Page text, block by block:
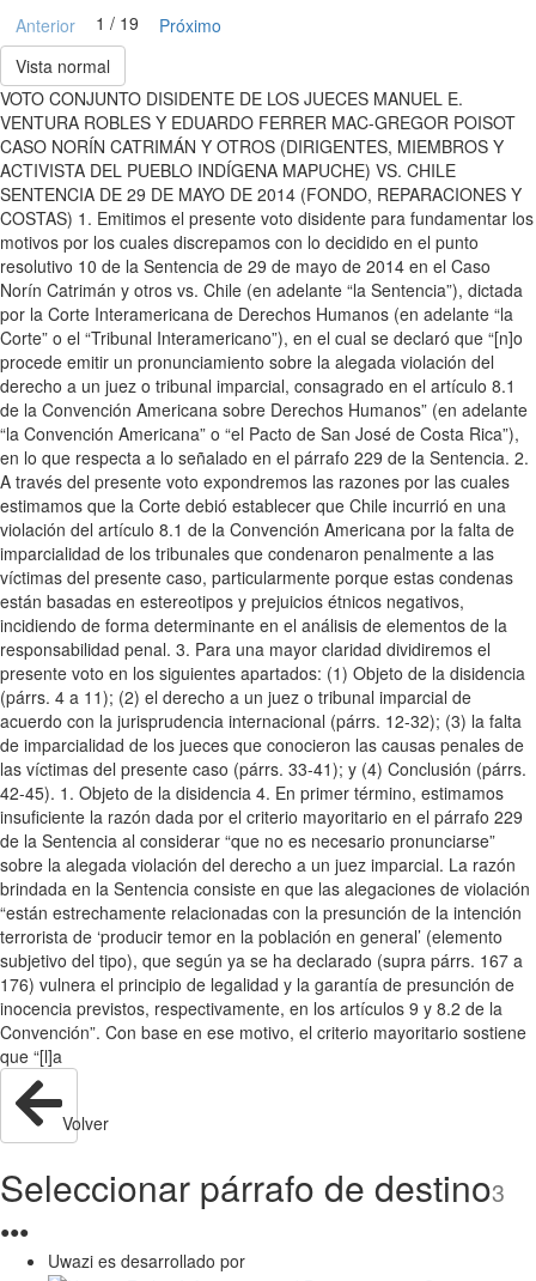
Anterior 1 / 19
Próximo
Vista normal
VOTO CONJUNTO DISIDENTE DE LOS JUECES MANUEL E.
VENTURA ROBLES Y EDUARDO FERRER MAC-GREGOR POISOT
CASO NORÍN CATRIMÁN Y OTROS (DIRIGENTES, MIEMBROS Y
ACTIVISTA DEL PUEBLO INDÍGENA MAPUCHE) VS. CHILE
SENTENCIA DE 29 DE MAYO DE 2014 (FONDO, REPARACIONES Y
COSTAS) 1. Emitimos el presente voto disidente para fundamentar los
motivos por los cuales discrepamos con lo decidido en el punto
resolutivo 10 de la Sentencia de 29 de mayo de 2014 en el Caso
Norín Catrimán y otros vs. Chile (en adelante “la Sentencia”), dictada
por la Corte Interamericana de Derechos Humanos (en adelante “la
Corte” o el “Tribunal Interamericano”), en el cual se declaró que “[n]o
procede emitir un pronunciamiento sobre la alegada violación del
derecho a un juez o tribunal imparcial, consagrado en el artículo 8.1
de la Convención Americana sobre Derechos Humanos” (en adelante
“la Convención Americana” o “el Pacto de San José de Costa Rica”),
en lo que respecta a lo señalado en el párrafo 229 de la Sentencia. 2.
A través del presente voto expondremos las razones por las cuales
estimamos que la Corte debió establecer que Chile incurrió en una
violación del artículo 8.1 de la Convención Americana por la falta de
imparcialidad de los tribunales que condenaron penalmente a las
víctimas del presente caso, particularmente porque estas condenas
están basadas en estereotipos y prejuicios étnicos negativos,
incidiendo de forma determinante en el análisis de elementos de la
responsabilidad penal. 3. Para una mayor claridad dividiremos el
presente voto en los siguientes apartados: (1) Objeto de la disidencia
(párrs. 4 a 11); (2) el derecho a un juez o tribunal imparcial de
acuerdo con la jurisprudencia internacional (párrs. 12-32); (3) la falta
de imparcialidad de los jueces que conocieron las causas penales de
las víctimas del presente caso (párrs. 33-41); y (4) Conclusión (párrs.
42-45). 1. Objeto de la disidencia 4. En primer término, estimamos
insuficiente la razón dada por el criterio mayoritario en el párrafo 229
de la Sentencia al considerar “que no es necesario pronunciarse”
sobre la alegada violación del derecho a un juez imparcial. La razón
brindada en la Sentencia consiste en que las alegaciones de violación
“están estrechamente relacionadas con la presunción de la intención
terrorista de ‘producir temor en la población en general’ (elemento
subjetivo del tipo), que según ya se ha declarado (supra párrs. 167 a
176) vulnera el principio de legalidad y la garantía de presunción de
inocencia previstos, respectivamente, en los artículos 9 y 8.2 de la
Convención”. Con base en ese motivo, el criterio mayoritario sostiene
que “[l]a
Volver
Seleccionar párrafo de destino3
●●●
Uwazi es desarrollado por